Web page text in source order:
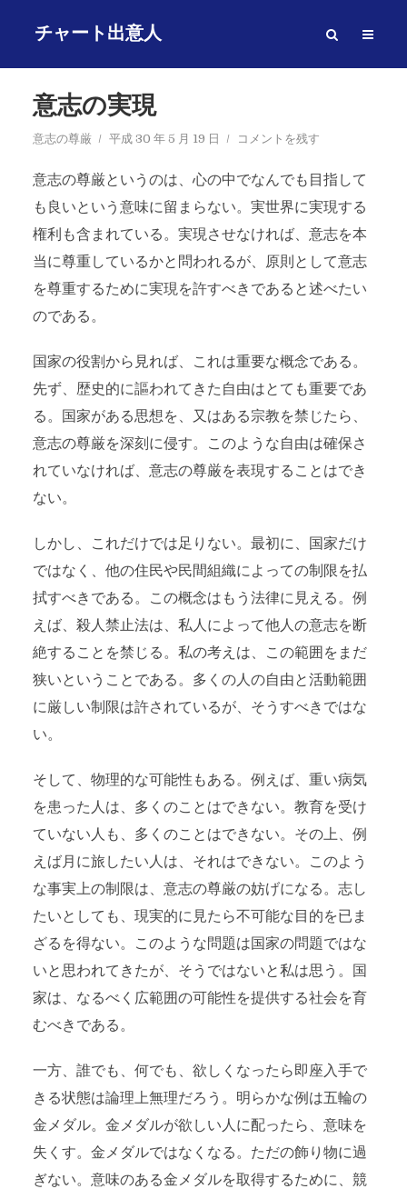
チャート出意人
意志の実現
意志の尊厳 平成 30 年 5 月 19 日 コメントを残す
意志の尊厳というのは、心の中でなんでも目指して
も良いという意味に留まらない。実世界に実現する
権利も含まれている。実現させなければ、意志を本
当に尊重しているかと問われるが、原則として意志
を尊重するために実現を許すべきであると述べたい
のである。
国家の役割から見れば、これは重要な概念である。
先ず、歴史的に謳われてきた自由はとても重要であ
る。国家がある思想を、又はある宗教を禁じたら、
意志の尊厳を深刻に侵す。このような自由は確保さ
れていなければ、意志の尊厳を表現することはでき
ない。
しかし、これだけでは足りない。最初に、国家だけ
ではなく、他の住民や民間組織によっての制限を払
拭すべきである。この概念はもう法律に見える。例
えば、殺人禁止法は、私人によって他人の意志を断
絶することを禁じる。私の考えは、この範囲をまだ
狭いということである。多くの人の自由と活動範囲
に厳しい制限は許されているが、そうすべきではな
い。
そして、物理的な可能性もある。例えば、重い病気
を患った人は、多くのことはできない。教育を受け
ていない人も、多くのことはできない。その上、例
えば月に旅したい人は、それはできない。このよう
な事実上の制限は、意志の尊厳の妨げになる。志し
たいとしても、現実的に見たら不可能な目的を已ま
ざるを得ない。このような問題は国家の問題ではな
いと思われてきたが、そうではないと私は思う。国
家は、なるべく広範囲の可能性を提供する社会を育
むべきである。
一方、誰でも、何でも、欲しくなったら即座入手で
きる状態は論理上無理だろう。明らかな例は五輪の
金メダル。金メダルが欲しい人に配ったら、意味を
失くす。金メダルではなくなる。ただの飾り物に過
ぎない。意味のある金メダルを取得するために、競